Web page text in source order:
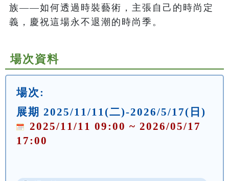
族——如何透過時裝藝術，主張自己的時尚定
義，慶祝這場永不退潮的時尚季。
場次資料
場次:
展期 2025/11/11(二)-2026/5/17(日)
2025/11/11 09:00 ~ 2026/05/17
17:00